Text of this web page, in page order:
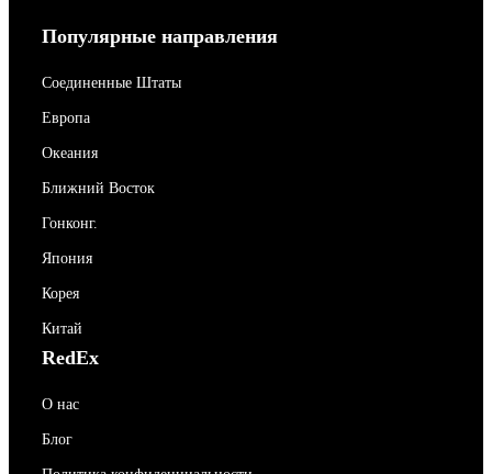
Популярные направления
Соединенные Штаты
Европа
Океания
Ближний Восток
Гонконг.
Япония
Корея
Китай
RedEx
О нас
Блог